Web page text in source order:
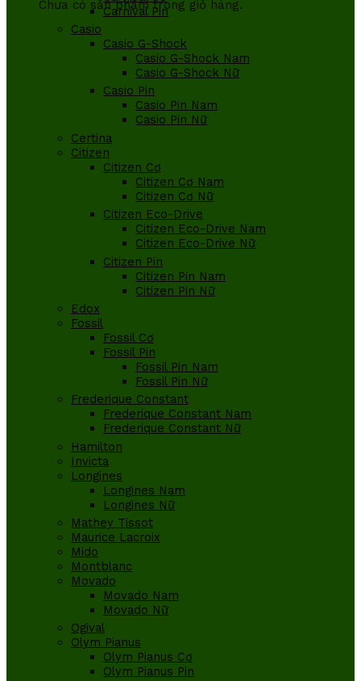
Chưa có sản phẩm trong giỏ hàng.
Carnival Pin
Casio
Casio G-Shock
Casio G-Shock Nam
Casio G-Shock Nữ
Casio Pin
Casio Pin Nam
Casio Pin Nữ
Certina
Citizen
Citizen Cơ
Citizen Cơ Nam
Citizen Cơ Nữ
Citizen Eco-Drive
Citizen Eco-Drive Nam
Citizen Eco-Drive Nữ
Citizen Pin
Citizen Pin Nam
Citizen Pin Nữ
Edox
Fossil
Fossil Cơ
Fossil Pin
Fossil Pin Nam
Fossil Pin Nữ
Frederique Constant
Frederique Constant Nam
Frederique Constant Nữ
Hamilton
Invicta
Longines
Longines Nam
Longines Nữ
Mathey Tissot
Maurice Lacroix
Mido
Montblanc
Movado
Movado Nam
Movado Nữ
Ogival
Olym Pianus
Olym Pianus Cơ
Olym Pianus Pin